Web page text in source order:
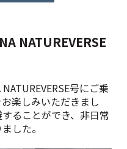
NATUREVERSE
号にご乗
楽しみいただきまし
ることができ、非日常
した。